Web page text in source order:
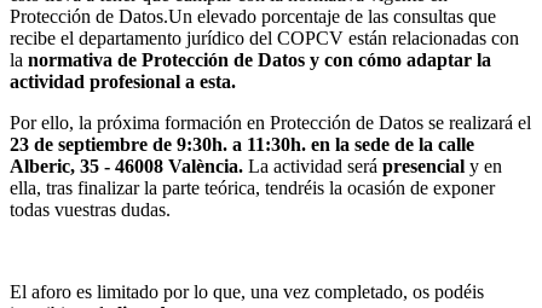
Protección de Datos.Un elevado porcentaje de las consultas que
recibe el departamento jurídico del COPCV están relacionadas con
la normativa de Protección de Datos y con cómo adaptar la
actividad profesional a esta.
Por ello, la próxima formación en Protección de Datos se realizará el
23 de septiembre de 9:30h. a 11:30h. en la sede de la calle
Alberic, 35 - 46008 València. La actividad será presencial y en
ella, tras finalizar la parte teórica, tendréis la ocasión de exponer
todas vuestras dudas.
El aforo es limitado por lo que, una vez completado, os podéis